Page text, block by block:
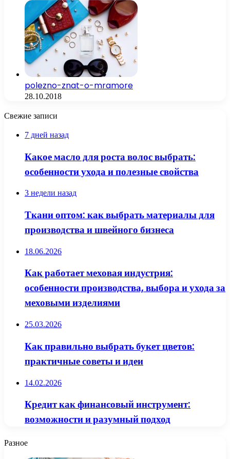
polezno-znat-o-mramore
28.10.2018
Свежие записи
7 дней назад
Какое масло для роста волос выбрать:
особенности ухода и полезные свойства
3 недели назад
Ткани оптом: как выбрать материалы для
производства и швейного бизнеса
18.06.2026
Как работает меховая индустрия:
особенности производства, выбора и ухода за
меховыми изделиями
25.03.2026
Как правильно выбрать букет цветов:
практичные советы и идеи
14.02.2026
Кредит как финансовый инструмент:
возможности и разумный подход
Разное